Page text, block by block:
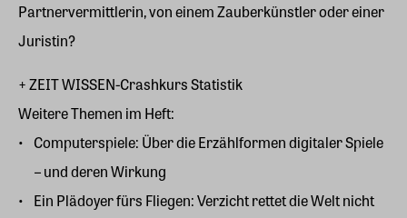
Partnervermittlerin, von einem Zauberkünstler oder einer
Juristin?
+ ZEIT WISSEN-Crashkurs Statistik
Weitere Themen im Heft:
Computerspiele: Über die Erzählformen digitaler Spiele
– und deren Wirkung
Ein Plädoyer fürs Fliegen: Verzicht rettet die Welt nicht